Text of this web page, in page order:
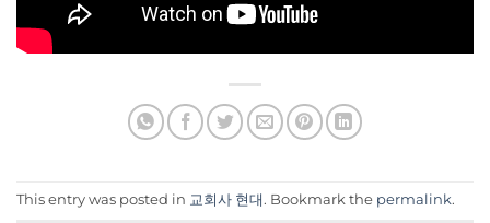
This entry was posted in 교회사 현대 . Bookmark the permalink.